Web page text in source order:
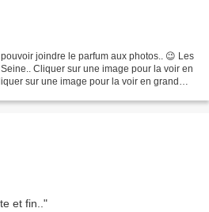
joindre le parfum aux photos.. 😉 Les
Cliquer sur une image pour la voir en
sur une image pour la voir en grand